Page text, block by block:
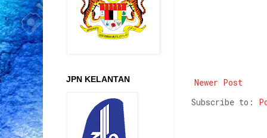
Newer Post
Subscribe to:
JPN KELANTAN